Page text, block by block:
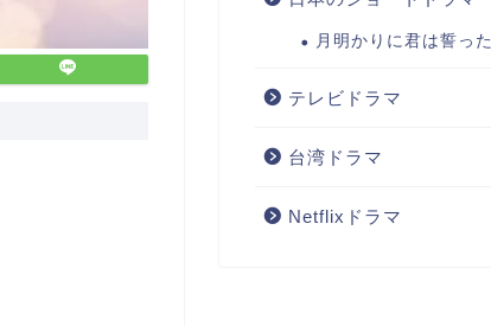
月明かりに君は誓った
テレビドラマ
台湾ドラマ
Netflixドラマ